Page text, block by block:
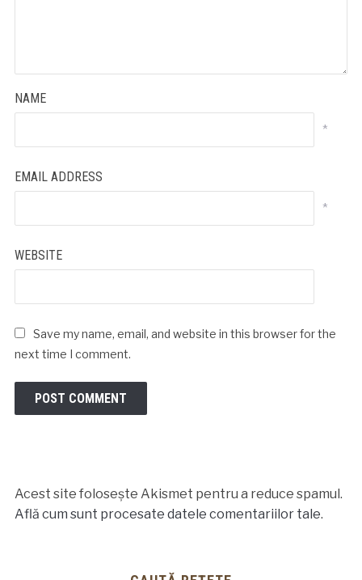
NAME
*
EMAIL ADDRESS
*
WEBSITE
Save my name, email, and website in this browser for the
next time I comment.
Acest site folosește Akismet pentru a reduce spamul.
Află cum sunt procesate datele comentariilor tale.